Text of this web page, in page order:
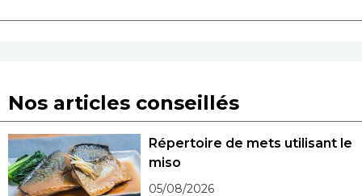
Nos articles conseillés
Répertoire de mets utilisant le
miso
05/08/2026